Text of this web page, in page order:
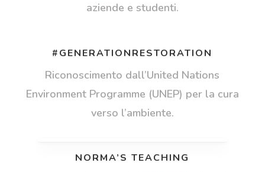
aziende e studenti.
#GENERATIONRESTORATION
Riconoscimento dall’United Nations
Environment Programme (UNEP) per la cura
verso l’ambiente.
NORMA’S TEACHING